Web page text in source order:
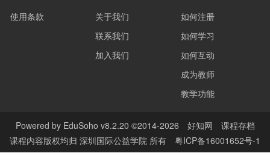
使用条款
关于我们
联系我们
加入我们
如何注册
如何学习
如何互动
成为教师
教学功能
Powered by EduSoho v8.2.20 ©2014-2026 好知网
课程存档
课程内容版权均归 深圳国际公益学院 所有 粤ICP备16001652号-1